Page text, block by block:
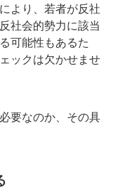
より、若者が反社
社会的勢力に該当
可能性もあるた
ックは欠かせませ
要なのか、その具